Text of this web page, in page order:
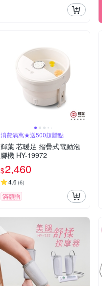
消費滿萬★送500超贈點
輝葉 芯暖足 摺疊式電動泡
腳機 HY-19972
$2,460
4.6 (6)
滿額贈